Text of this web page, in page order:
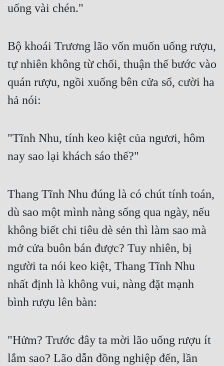
Đô Thị
Đông Phương Huyền Huyễn
Đồng Nhân
Cẩu Đạo Trường Sinh
Truyện Nam
Truyện Nữ
Đam Mỹ
Đẹp Hiệp
Tính Cách Nhân Vật :
uống vài chén."
Bộ khoái Trương lão vốn muốn uống rượu,
tự nhiên không từ chối, thuận thế bước vào
quán rượu, ngồi xuống bên cửa sổ, cười ha
hả nói:
"Tĩnh Nhu, tính keo kiệt của ngươi, hôm
nay sao lại khách sáo thế?"
Thang Tĩnh Nhu đúng là có chút tính toán,
dù sao một mình nàng sống qua ngày, nếu
không biết chi tiêu dè sẻn thì làm sao mà
mở cửa buôn bán được? Tuy nhiên, bị
người ta nói keo kiệt, Thang Tĩnh Nhu
nhất định là không vui, nàng đặt mạnh
bình rượu lên bàn:
"Hửm? Trước đây ta mời lão uống rượu ít
lắm sao? Lão dẫn đồng nghiệp đến, lần